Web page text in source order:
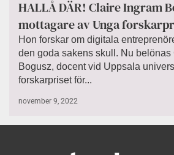
HALLÅ DÄR! Claire Ingram
mottagare av Unga
Hon forskar om digitala
den goda sakens skull. Nu belönas
Bogusz, docent vid Uppsala
forskarpriset för...
november 9, 2022